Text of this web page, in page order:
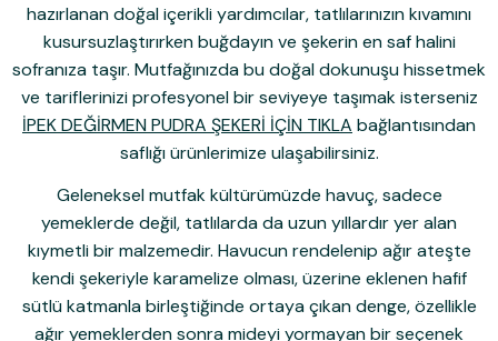
hazırlanan doğal içerikli yardımcılar, tatlılarınızın kıvamını
kusursuzlaştırırken buğdayın ve şekerin en saf halini
sofranıza taşır. Mutfağınızda bu doğal dokunuşu hissetmek
ve tariflerinizi profesyonel bir seviyeye taşımak isterseniz
İPEK DEĞİRMEN PUDRA ŞEKERİ İÇİN TIKLA bağlantısından
saflığı ürünlerimize ulaşabilirsiniz.
Geleneksel mutfak kültürümüzde havuç, sadece
yemeklerde değil, tatlılarda da uzun yıllardır yer alan
kıymetli bir malzemedir. Havucun rendelenip ağır ateşte
kendi şekeriyle karamelize olması, üzerine eklenen hafif
sütlü katmanla birleştiğinde ortaya çıkan denge, özellikle
ağır yemeklerden sonra mideyi yormayan bir seçenek